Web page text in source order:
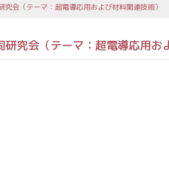
会（テーマ：超電導応用および材料関連技術）
究会（テーマ：超電導応用お